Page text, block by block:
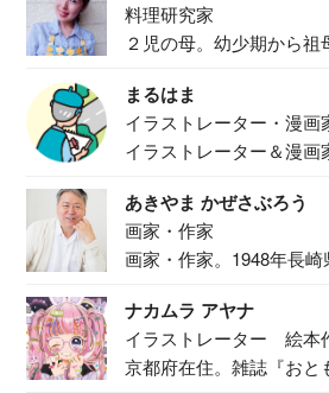
料理研究家
２児の母。幼少期から
まるはま
イラストレーター・漫画
イラストレーター＆漫画
あきやま かぜさぶろう
画家・作家
画家・作家。1948年長崎
ナカムラ アヤナ
イラストレーター 絵本
京都府在住。雑誌『おと